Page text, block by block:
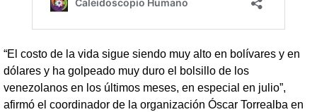
“El costo de la vida sigue siendo muy alto en bolívares y en
dólares y ha golpeado muy duro el bolsillo de los
venezolanos en los últimos meses, en especial en julio”,
afirmó el coordinador de la organización Óscar Torrealba en